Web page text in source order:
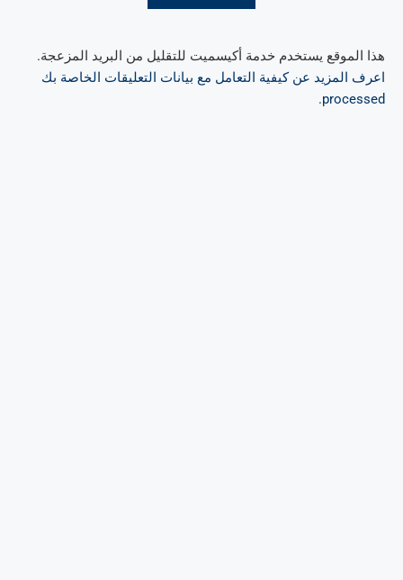
هذا الموقع يستخدم خدمة أكيسميت للتقليل من البريد المزعجة.
اعرف المزيد عن كيفية التعامل مع بيانات التعليقات الخاصة بك
processed
.